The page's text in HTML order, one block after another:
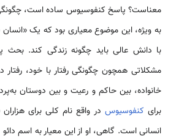
معناست؟ پاسخ کنفوسیوس ساده است،
به ویژه، این موضوع معیاری بود که یک «انسان
با دانش عالی باید چگونه زندگی کند. بحث
مشکلاتی هم­چون چگونگی رفتار با خود، رفتار
خانواده، بین حاکم و رعیت و بین دوستان
برای کنفوسیوس در واقع نام کلی برای